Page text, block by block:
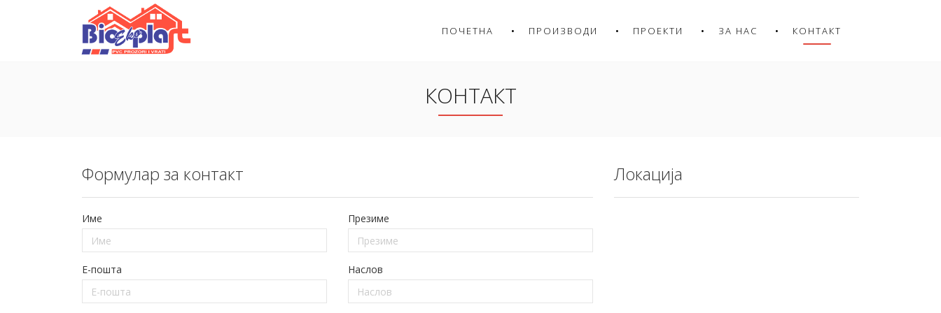
ПОЧЕТНА ПРОИЗВОДИ ПРОЕКТИ ЗА НАС КОНТАКТ
КОНТАКТ
Формулар за контакт
Име Презиме
E-пошта Наслов
Локација